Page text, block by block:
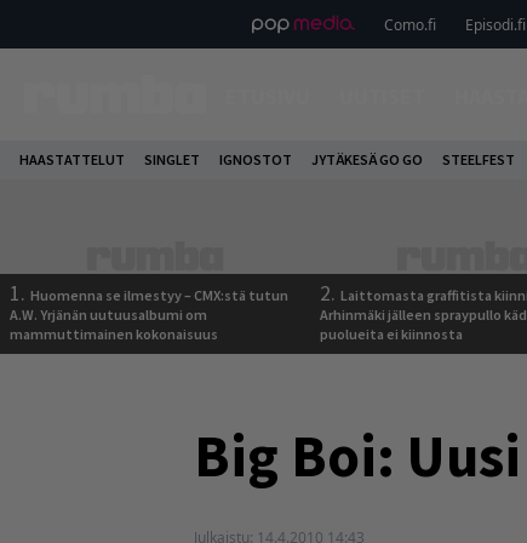
Como.fi Episodi.fi
HAASTATTELUT SINGLET IGNOSTOT JYTÄKESÄ GO GO STEELFEST
1. Huomenna se ilmestyy – CMX:stä tutun
A.W. Yrjänän uutuusalbumi om
mammuttimainen kokonaisuus
2. Laittomasta graffitista kiinni
Arhinmäki jälleen spraypullo
puolueita ei kiinnosta
Big Boi:
Julkaistu: 14.4.2010 14:43